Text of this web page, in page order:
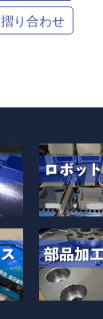
摺り合わせ